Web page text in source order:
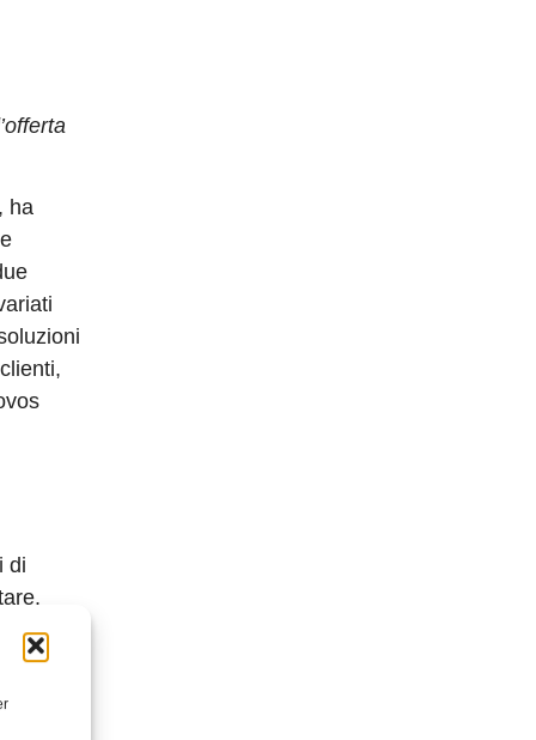
, ha
di
igiene
in
è per